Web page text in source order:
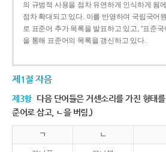
의 규범적 사용을 점차 유연하게 인식하게 됨
점차 확대되고 있다. 이를 반영하여 국립국어
로 표준어 추가 목록을 발표하고 있고, “표준
을 통해 표준어의 목록을 갱신하고 있다.
제1절 자음
제3항 다음 단어들은 거센소리를 가진 형태
준어로 삼고, ㄴ을 버림.)
ㄱ ㄴ